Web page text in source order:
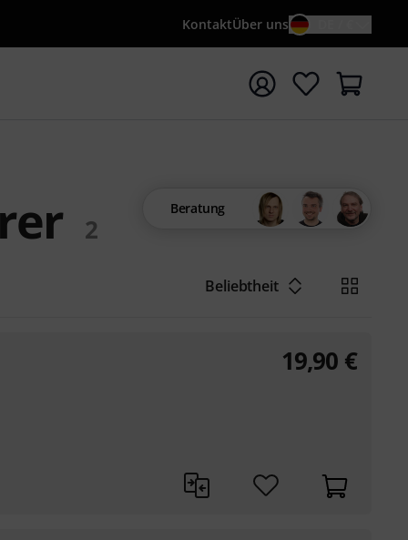
KontaktÜber uns
mit Suchwort {searchTerm} starten
2
Beratung
Beliebtheit
19,90 €